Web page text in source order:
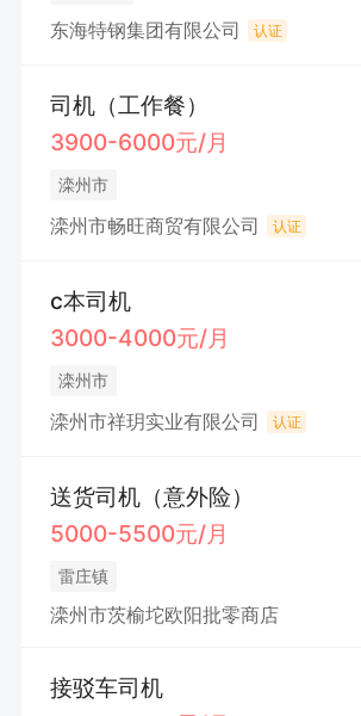
东海特钢集团有限公司 认证
司机（工作餐）
3900-6000元/月
滦州市
滦州市畅旺商贸有限公司 认证
c本司机
3000-4000元/月
滦州市
滦州市祥玥实业有限公司 认证
送货司机（意外险）
5000-5500元/月
雷庄镇
滦州市茨榆坨欧阳批零商店
接驳车司机